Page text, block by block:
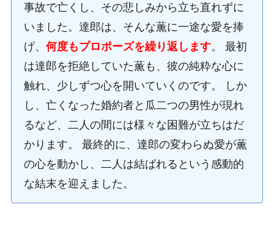
事故で亡くし、その悲しみから立ち直れずに
いました。達郎は、そんな薫に一途な愛を捧
げ、 何度もプロポーズを繰り返します。 最初
は達郎を拒絶していた薫も、彼の純粋な心に
触れ、少しずつ心を開いていくのです。 しか
し、亡くなった婚約者と瓜二つの男性が現れ
るなど、二人の間には様々な困難が立ちはだ
かります。 最終的に、達郎の変わらぬ愛が薫
の心を動かし、二人は結ばれるという感動的
な結末を迎えました。